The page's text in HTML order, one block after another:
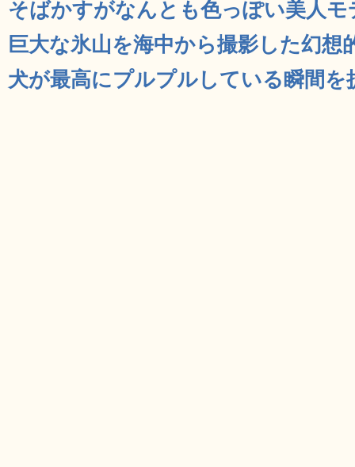
そばかすがなんとも色っぽい美人
巨大な氷山を海中から撮影した幻想
犬が最高にプルプルしている瞬間を